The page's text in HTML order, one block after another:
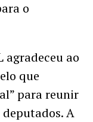
o
agradeceu ao
que
para reunir
deputados. A